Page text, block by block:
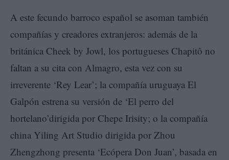
A este fecundo barroco español se asoman también
compañías y creadores extranjeros: además de la
británica Cheek by Jowl, los portugueses Chapitô no
faltan a su cita con Almagro, esta vez con su
irreverente ‘Rey Lear’; la compañía uruguaya El
Galpón estrena su versión de ‘El perro del
hortelano’dirigida por Chepe Irisity; o la compañía
china Yiling Art Studio dirigida por Zhou
Zhengzhong presenta ‘Ecópera Don Juan’, basada en